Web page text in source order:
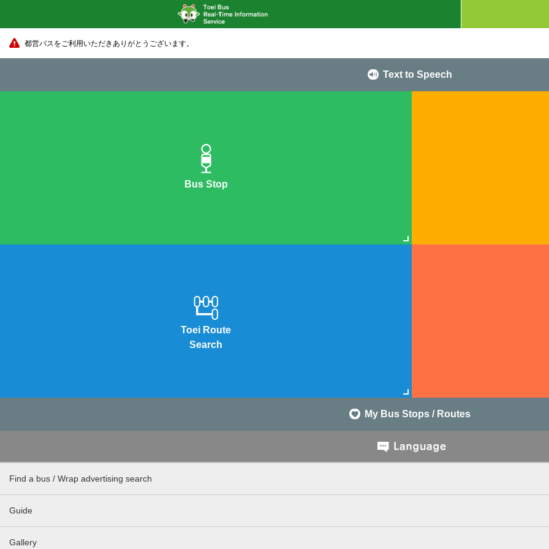
都営バスをご利用いただきありがとうございます。
Text to Speech
Bus Stop
Toei Route
Search
My Bus Stops / Routes
Find a bus / Wrap advertising search
Guide
Gallery